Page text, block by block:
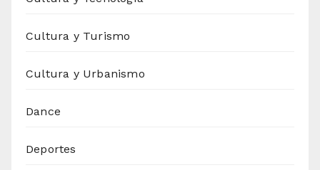
Cultura y Turismo
Cultura y Urbanismo
Dance
Deportes